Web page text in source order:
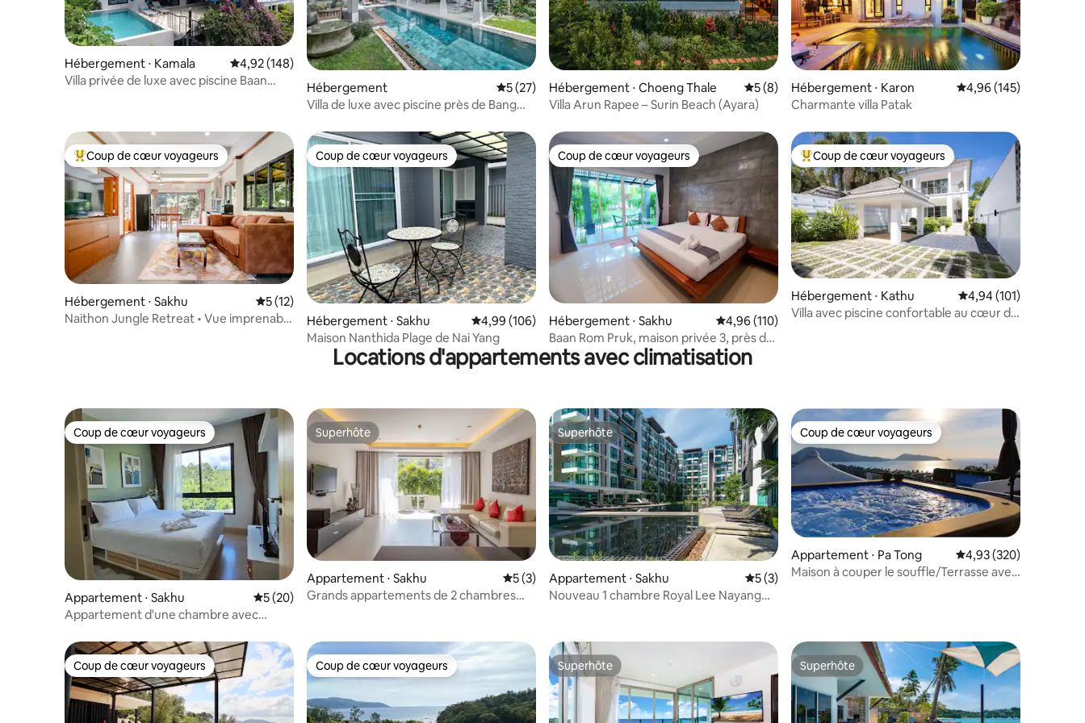
Hébergement ⋅ Kamala Évaluation moyenne sur la base de 148 commentaires : 4,92 sur 5
4,92 (148)
Villa privée de luxe avec piscine Baan
Hébergement Évaluation moyenne sur la base de 27 commentaires : 5 sur 5
5 (27)
Villa de luxe avec piscine près de Bang
Hébergement ⋅ Choeng Thale Évaluation moyenne sur la base de 8 commentaires : 5 sur 5
5 (8)
Villa Arun Rapee – Surin Beach (Ayara)
Hébergement ⋅ Karon Évaluation moyenne
4,96 (145)
Charmante villa Patak
Coups de cœur voyageurs les plus appréciés
Coup de cœur voyageurs
Hébergement ⋅ Sakhu Évaluation moyenne sur la base de 12 commentaires : 5 sur 5
5 (12)
Naithon Jungle Retreat • Vue imprenable
Coup de cœur voyageurs
Coup de cœur voyageurs
Hébergement ⋅ Sakhu Évaluation moyenne sur la base de 106 commentaires : 4,99 sur 5
4,99 (106)
Maison Nanthida Plage de Nai Yang
Coup de cœur voyageurs
Coup de cœur voyageurs
Hébergement ⋅ Sakhu Évaluation moyenne sur la base de 110 commentaires : 4,96 sur 5
4,96 (110)
Baan Rom Pruk, maison privée 3, près de
la plage de Naiyang
Coups de cœur voyageurs les plus appréciés
Coup de cœur voyageurs
Hébergement ⋅ Kathu Évaluation moyenne
4,94 (101)
Villa avec piscine confortable au cœur de
Locations d'appartements avec climatisation
Coup de cœur voyageurs
Coup de cœur voyageurs
Appartement ⋅ Sakhu Évaluation moyenne sur la base de 20 commentaires : 5 sur 5
5 (20)
Appartement d'une chambre avec
et de la plage
Superhôte
Superhôte
Appartement ⋅ Sakhu Évaluation moyenne sur la base de 3 commentaires : 5 sur 5
5 (3)
Grands appartements de 2 chambres
Superhôte
Superhôte
Appartement ⋅ Sakhu Évaluation moyenne sur la base de 3 commentaires : 5 sur 5
5 (3)
Nouveau 1 chambre Royal Lee Nayang
Coup de cœur voyageurs
Coup de cœur voyageurs
Appartement ⋅ Pa Tong Évaluation moyenne
4,93 (320)
Maison à couper le souffle/Terrasse avec
Coup de cœur voyageurs
Coup de cœur voyageurs Coup de cœur voyageurs
Coup de cœur voyageurs Superhôte
Superhôte Superhôte
Superhôte